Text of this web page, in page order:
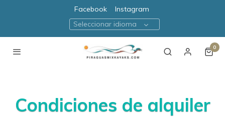
Facebook
Instagram
Seleccionar idioma
0
Condiciones de alquiler